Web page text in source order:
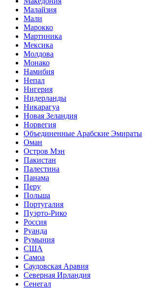
Малайзия
Мали
Марокко
Мартиника
Мексика
Молдова
Монако
Намибия
Непал
Нигерия
Нидерланды
Никарагуа
Новая Зеландия
Норвегия
Объединенные Арабские Эмираты
Оман
Остров Мэн
Пакистан
Палестина
Панама
Перу
Польша
Португалия
Пуэрто-Рико
Россия
Руанда
Румыния
США
Самоа
Саудовская Аравия
Северная Ирландия
Сенегал